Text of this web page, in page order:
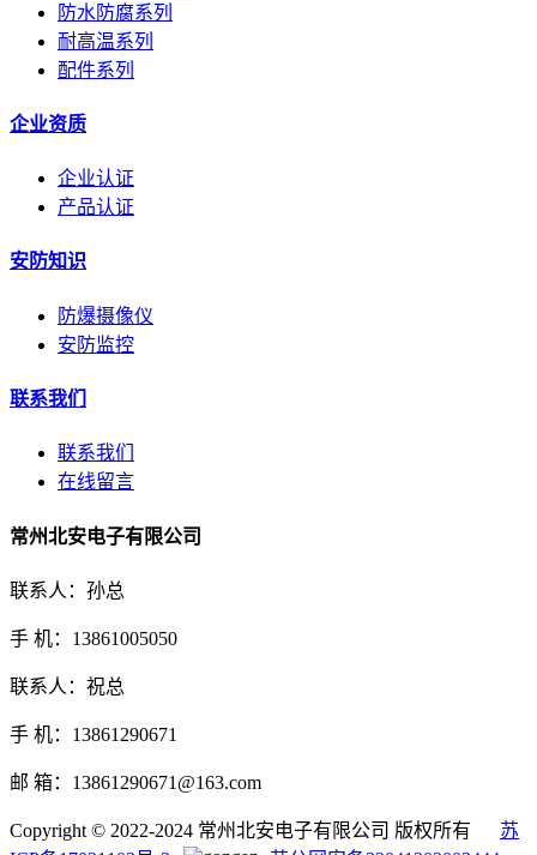
防水防腐系列
耐高温系列
配件系列
企业资质
企业认证
产品认证
安防知识
防爆摄像仪
安防监控
联系我们
联系我们
在线留言
常州北安电子有限公司
联系人：孙总
手 机：13861005050
联系人：祝总
手 机：13861290671
邮 箱：13861290671@163.com
Copyright © 2022-2024 常州北安电子有限公司 版权所有 苏